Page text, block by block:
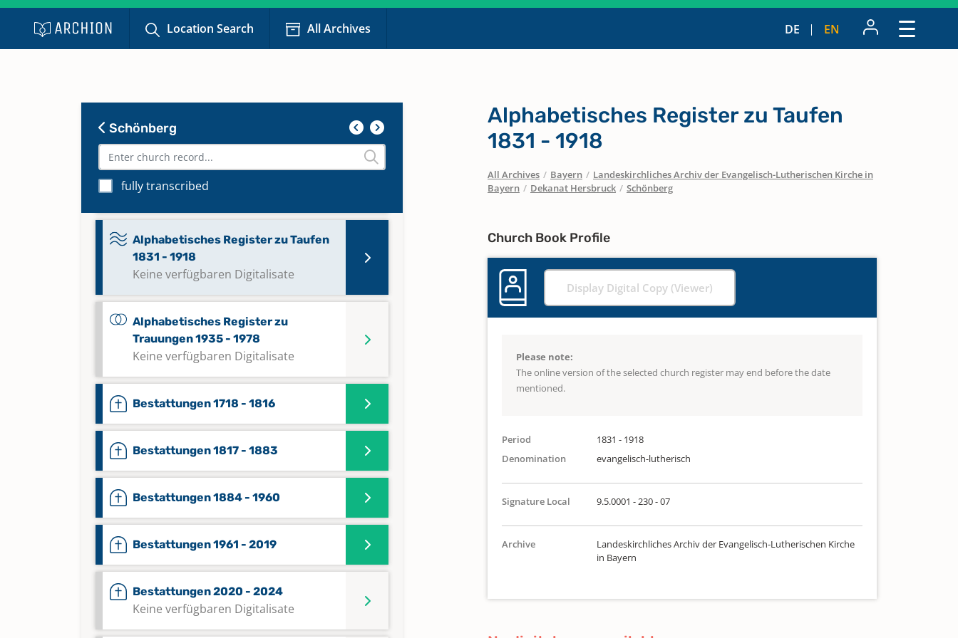
Location Search All Archives DE EN
Schönberg
fully transcribed
Alphabetisches Register zu
Bestattungen 1919 - 1960
1717 - 1777; Trauungen 1716 - 1816
Alphabetisches Register zu Taufen
1831 - 1918
Keine verfügbaren Digitalisate
Alphabetisches Register zu
Trauungen 1935 - 1978
Keine verfügbaren Digitalisate
Bestattungen 1718 - 1816
Bestattungen 1817 - 1883
Bestattungen 1884 - 1960
Bestattungen 1961 - 2019
Bestattungen 2020 - 2024
Keine verfügbaren Digitalisate
Alphabetisches Register zu Taufen
1831 - 1918
All Archives / Bayern / Landeskirchliches Archiv der Evangelisch-Lutherischen Kirche in
Bayern / Dekanat Hersbruck / Schönberg
Church Book Profile
Display Digital Copy (Viewer)
Please note:
The online version of the selected church register may end before the date
mentioned.
Period
1831 - 1918
Denomination
evangelisch-lutherisch
Signature Local 9.5.0001 - 230 - 07
Archive
Landeskirchliches Archiv der Evangelisch-Lutherischen Kirche
in Bayern